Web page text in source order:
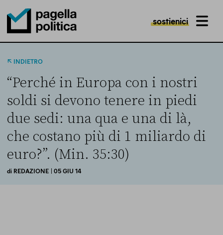
Pagella Politica Logo
sostienici MENU
INDIETRO
“Perché in Europa con i nostri
soldi si devono tenere in piedi
due sedi: una qua e una di là,
che costano più di 1 miliardo di
euro?”. (Min. 35:30)
di REDAZIONE | 05 GIU 14